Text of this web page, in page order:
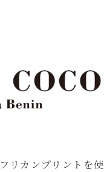
リカンプリントを使